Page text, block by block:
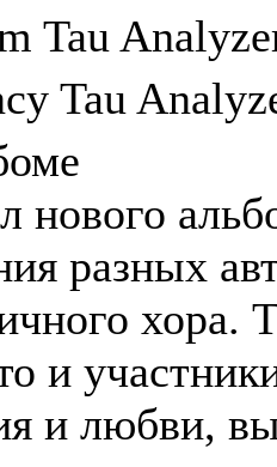
Tau
Tau
нового
разных
хора.
и
и любви,